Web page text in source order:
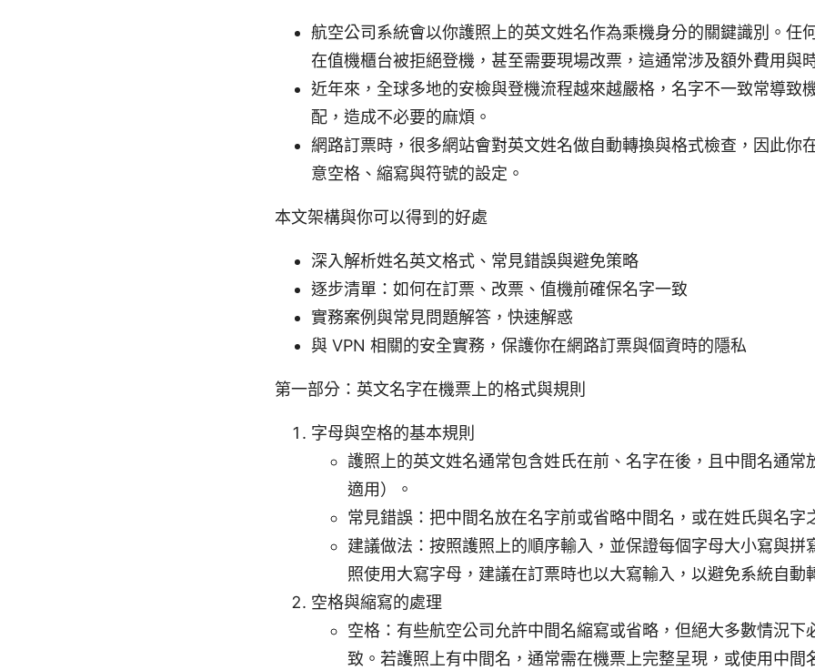
航空公司系統會以你護照上的英文姓名作為乘機身分的關鍵識別。任
在值機櫃台被拒絕登機，甚至需要現場改票，這通常涉及額外費用與
近年來，全球多地的安檢與登機流程越來越嚴格，名字不一致常導致
配，造成不必要的麻煩。
網路訂票時，很多網站會對英文姓名做自動轉換與格式檢查，因此你
意空格、縮寫與符號的設定。
本文架構與你可以得到的好處
深入解析姓名英文格式、常見錯誤與避免策略
逐步清單：如何在訂票、改票、值機前確保名字一致
實務案例與常見問題解答，快速解惑
與 VPN 相關的安全實務，保護你在網路訂票與個資時的隱私
第一部分：英文名字在機票上的格式與規則
字母與空格的基本規則
護照上的英文姓名通常包含姓氏在前、名字在後，且中間名通常
適用）。
常見錯誤：把中間名放在名字前或省略中間名，或在姓氏與名字
建議做法：按照護照上的順序輸入，並保證每個字母大小寫與拼
照使用大寫字母，建議在訂票時也以大寫輸入，以避免系統自動
空格與縮寫的處理
空格：有些航空公司允許中間名縮寫或省略，但絕大多數情況下
致。若護照上有中間名，通常需在機票上完整呈現，或使用中間